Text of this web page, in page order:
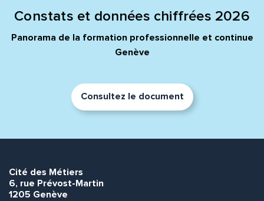
Constats et données chiffrées 2026
Panorama de la formation professionnelle et continue
Genève
Consultez le document
Cité des Métiers
6, rue Prévost-Martin
1205 Genève